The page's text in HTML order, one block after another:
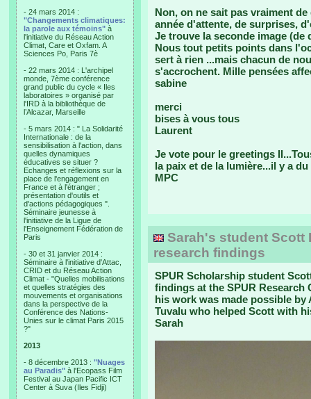
- 24 mars 2014 :
"Changements climatiques:
la parole aux témoins" à
l'initiative du Réseau Action
Climat, Care et Oxfam. A
Sciences Po, Paris 7è
- 22 mars 2014 : L'archipel
monde, 7ème conférence
grand public du cycle « Iles
laboratoires » organisé par
l'IRD à la bibliothèque de
l’Alcazar, Marseille
- 5 mars 2014 : " La Solidarité
Internationale : de la
sensibilisation à l'action, dans
quelles dynamiques
éducatives se situer ?
Echanges et réflexions sur la
place de l'engagement en
France et à l'étranger ;
présentation d'outils et
d'actions pédagogiques ".
Séminaire jeunesse à
l'initiative de la Ligue de
l'Enseignement Fédération de
Paris
- 30 et 31 janvier 2014 :
Séminaire à l'initiative d'Attac,
CRID et du Réseau Action
Climat - "Quelles mobilisations
et quelles stratégies des
mouvements et organisations
dans la perspective de la
Conférence des Nations-
Unies sur le climat Paris 2015
?"
2013
- 8 décembre 2013 : "Nuages
au Paradis" à l'Ecopass Film
Festival au Japan Pacific ICT
Center à Suva (Iles Fidji)
Non, on ne sait pas vraiment
année d'attente, de surprises,
Je trouve la seconde image
Nous tout petits points dans
sert à rien ...mais chacun de
s'accrochent. Mille pensées
sabine
merci
bises à vous tous
Laurent
Je vote pour le greetings
la paix et de la lumière...il y a
MPC
Sarah's student Scott
research findings
SPUR Scholarship student
findings at the SPUR Research
his work was made possible by
Tuvalu who helped Scott with
Sarah